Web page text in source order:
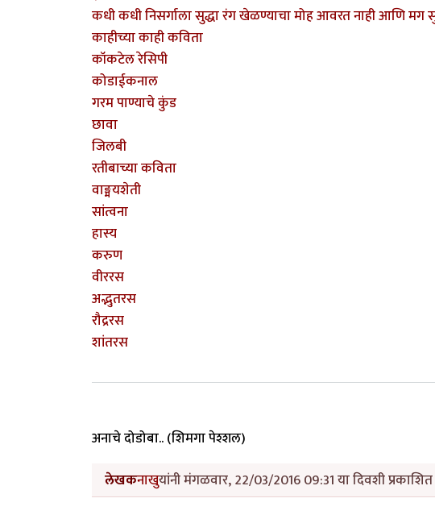
कधी कधी निसर्गाला सुद्धा रंग खेळण्याचा मोह आवरत नाही आणि मग
काहीच्या काही कविता
कॉकटेल रेसिपी
कोडाईकनाल
गरम पाण्याचे कुंड
छावा
जिलबी
रतीबाच्या कविता
वाङ्मयशेती
सांत्वना
हास्य
करुण
वीररस
अद्भुतरस
रौद्ररस
शांतरस
अनाचे दोडोबा.. (शिमगा पेश्शल)
लेखकनाखुयांनी मंगळवार, 22/03/2016 09:31 या दिवशी